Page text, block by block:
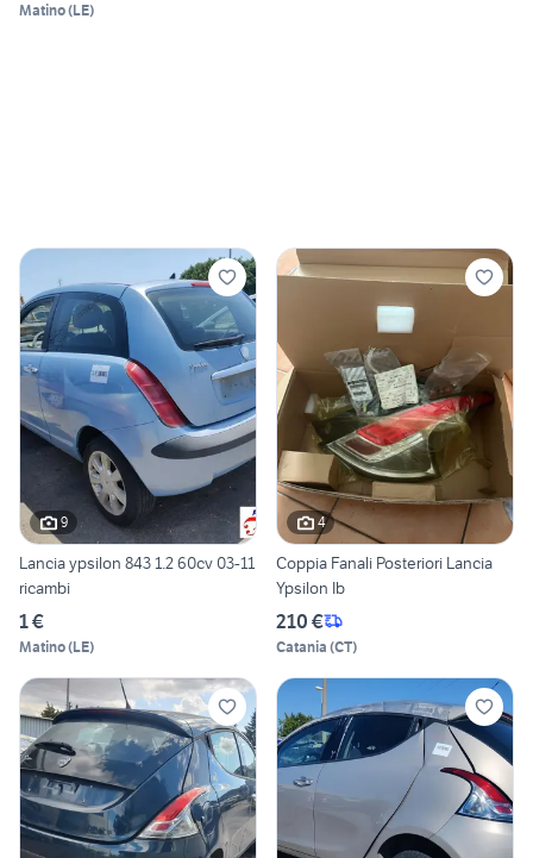
Matino(LE)
9
Lancia ypsilon 843 1.2 60cv 03-11
ricambi
1 €
Matino(LE)
4
Coppia Fanali Posteriori Lancia
Ypsilon Ib
210 €
Catania (CT)